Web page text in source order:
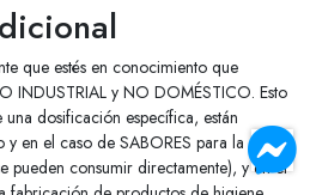
que estés en conocimiento que
INDUSTRIAL y NO DOMÉSTICO. Esto
dosificación específica, están
y en el caso de SABORES para la
pueden consumir directamente), y en el